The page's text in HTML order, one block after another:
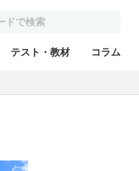
テスト・教材 コラム